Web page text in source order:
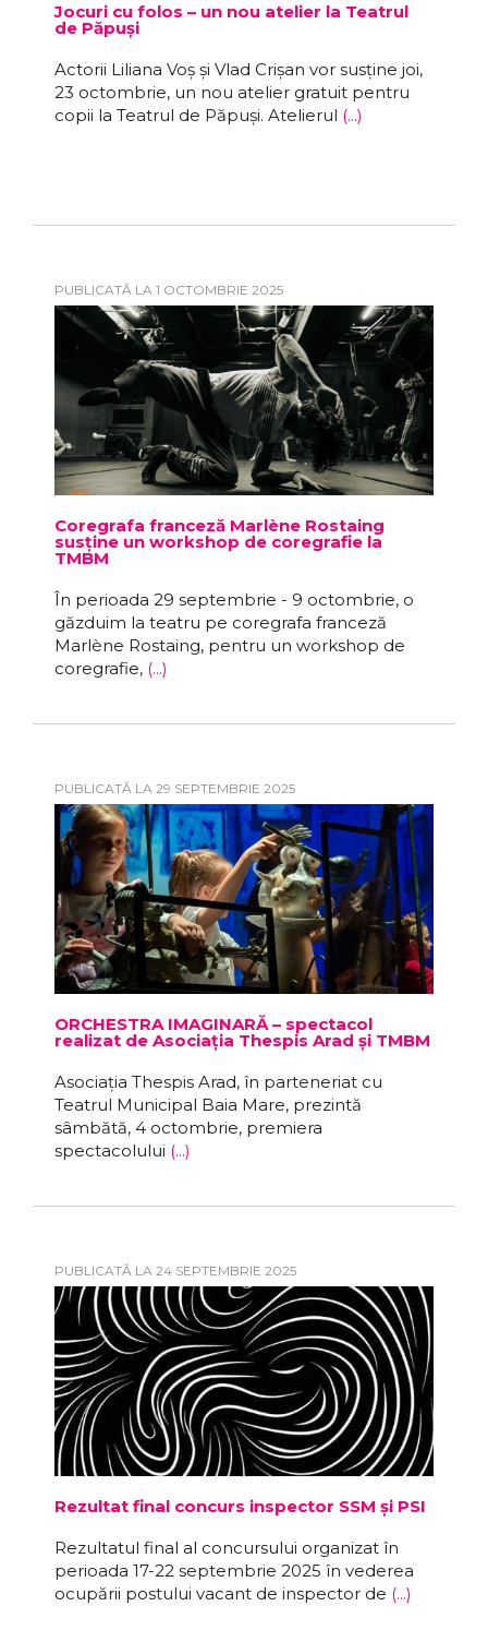
Jocuri cu folos – un nou atelier la Teatrul
de Păpuși
Actorii Liliana Voș și Vlad Crișan vor susține joi,
23 octombrie, un nou atelier gratuit pentru
copii la Teatrul de Păpuși. Atelierul (...)
PUBLICATĂ LA 1 OCTOMBRIE 2025
Coregrafa franceză Marlène Rostaing
susține un workshop de coregrafie la
TMBM
În perioada 29 septembrie - 9 octombrie, o
găzduim la teatru pe coregrafa franceză
Marlène Rostaing, pentru un workshop de
coregrafie, (...)
PUBLICATĂ LA 29 SEPTEMBRIE 2025
ORCHESTRA IMAGINARĂ – spectacol
realizat de Asociația Thespis Arad și TMBM
Asociația Thespis Arad, în parteneriat cu
Teatrul Municipal Baia Mare, prezintă
sâmbătă, 4 octombrie, premiera
spectacolului (...)
PUBLICATĂ LA 24 SEPTEMBRIE 2025
Rezultat final concurs inspector SSM și PSI
Rezultatul final al concursului organizat în
perioada 17-22 septembrie 2025 în vederea
ocupării postului vacant de inspector de (...)